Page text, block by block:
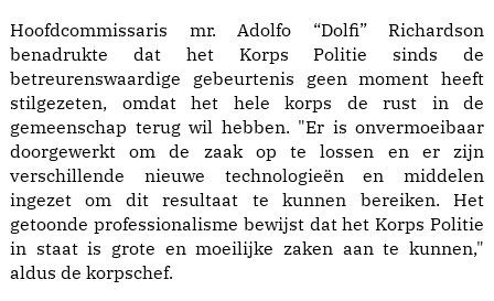
Hoofdcommissaris mr. Adolfo “Dolfi” Richardson
benadrukte dat het Korps Politie sinds de
betreurenswaardige gebeurtenis geen moment heeft
stilgezeten, omdat het hele korps de rust in de
gemeenschap terug wil hebben. "Er is onvermoeibaar
doorgewerkt om de zaak op te lossen en er zijn
verschillende nieuwe technologieën en middelen
ingezet om dit resultaat te kunnen bereiken. Het
getoonde professionalisme bewijst dat het Korps Politie
in staat is grote en moeilijke zaken aan te kunnen,"
aldus de korpschef.